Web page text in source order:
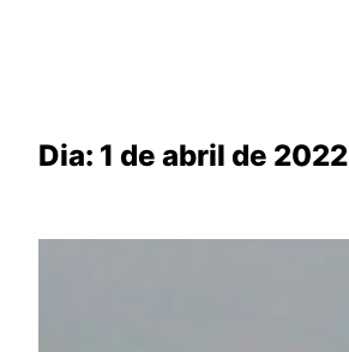
Dia: 1 de abril de 2022